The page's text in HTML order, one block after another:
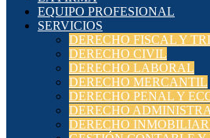
EQUIPO PROFESIONAL
SERVICIOS
DERECHO FISCAL Y
DERECHO CIVIL
DERECHO LABORAL
DERECHO MERCANTIL
DERECHO PENAL Y
DERECHO
DERECHO